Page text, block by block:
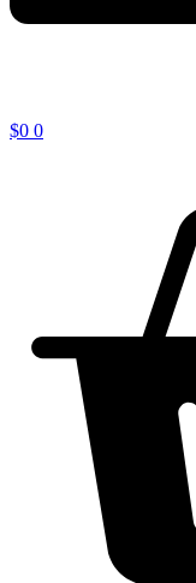
$0 0